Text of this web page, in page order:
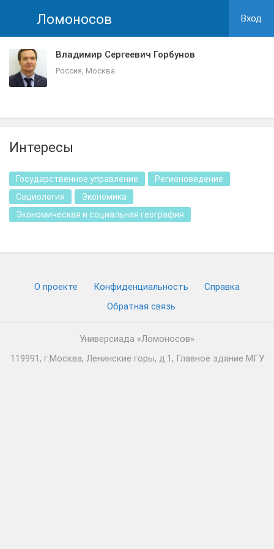
Ломоносов Вход
Владимир Сергеевич Горбунов
Россия, Москва
Интересы
Государственное управление
Регионоведение
Социология
Экономика
Экономическая и социальная география
О проекте Конфиденциальность
Cправка
Обратная связь
Универсиада «Ломоносов»
119991, г.Москва, Ленинские горы, д.1, Главное здание МГУ